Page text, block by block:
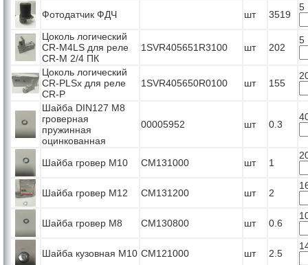
Фотодатчик ФДЧ шт 3519
5
Цоколь логический
CR-M4LS для реле
CR-M 2/4 ПК
1SVR405651R3100 шт 202
5
Цоколь логический
CR-PLSx для реле
CR-P
1SVR405650R0100 шт 155
Шайба DIN127 М8
гроверная
пружинная
оцинкованная
00005952 шт 0.3
Шайба гровер М10 СМ131000 шт 1
Шайба гровер М12 СМ131200 шт 2
Шайба гровер М8 СМ130800 шт 0.6
Шайба кузовная М10 СМ121000 шт 2.5